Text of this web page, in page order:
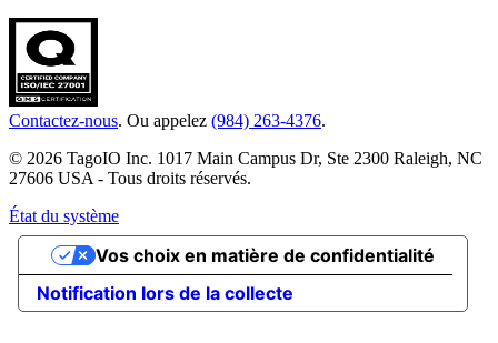
Contactez-nous. Ou appelez (984) 263-4376.
© 2026 TagoIO Inc. 1017 Main Campus Dr, Ste 2300 Raleigh, NC
27606 USA - Tous droits réservés.
État du système
Notification lors de la collecte
Vos choix en matière de confidentialité